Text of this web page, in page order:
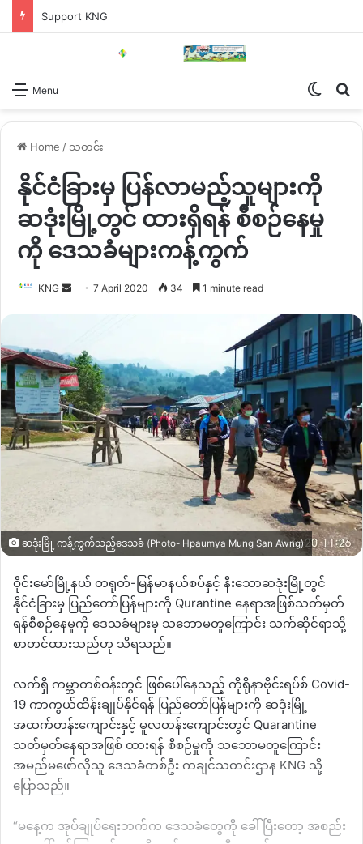
Support KNG
Menu
Home / သတင်း
နိုင်ငံခြားမှ ပြန်လာမည့်သူများကို
ဆဒုံးမြို့တွင် ထားရှိရန် စီစဉ်နေမှု
ကို ဒေသခံများကန့်ကွက်
KNG
Send7 April 2020 34 1 minute read
ဆဒုံးမြို့ ကန့်ကွက်သည့်ဒေသခံ (Photo- Hpaumya Mung San Awng)
ဝိုင်းမော်မြို့နယ် တရုတ်-မြန်မာနယ်စပ်နှင့် နီးသောဆဒုံးမြို့တွင်
နိုင်ငံခြားမှ ပြည်တော်ပြန်များကို Qurantine နေရာအဖြစ်သတ်မှတ်
ရန်စီစဉ်နေမှုကို ဒေသခံများမှ သဘောမတူကြောင်း သက်ဆိုင်ရာသို့
စာတင်ထားသည်ဟု သိရသည်။
လက်ရှိ ကမ္ဘာတစ်ဝန်းတွင် ဖြစ်ပေါ်နေသည့် ကိုရိုနာဗိုင်းရပ်စ် Covid-
19 ကာကွယ်ထိန်းချုပ်နိုင်ရန် ပြည်တော်ပြန်များကို ဆဒုံးမြို့
အထက်တန်းကျောင်းနှင့် မူလတန်းကျောင်းတွင် Quarantine
သတ်မှတ်နေရာအဖြစ် ထားရန် စီစဉ်မှုကို သဘောမတူကြောင်း
အမည်မဖော်လိုသူ ဒေသခံတစ်ဦး ကချင်သတင်းဌာန KNG သို့
ပြောသည်။
“မနေ့က အုပ်ချုပ်ရေးဘက်က ဒေသခံတွေကို ခေါ်ပြီးတော့ အစည်း